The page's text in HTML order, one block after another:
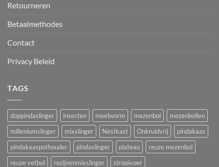
Retourneren
Betaalmethodes
Contact
Privacy Beleid
TAGS
doppindaslinger insecten meelworm mezenbol
mezenbollen
milleniumslinger
mixslinger Nestkast Onkruidvrij
pindakaas
pindakaaspothouder
pindaslinger plateau
reuze mezenbol
reuze vetbol
rozijnenmixslinger
strooivoer